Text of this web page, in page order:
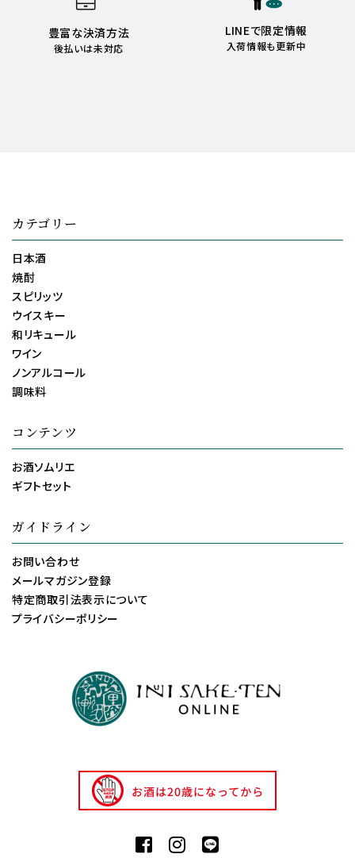
豊富な決済方法
後払いは未対応
LINEで限定情報
入荷情報も更新中
カテゴリー
日本酒
焼酎
スピリッツ
ウイスキー
和リキュール
ワイン
ノンアルコール
調味料
コンテンツ
お酒ソムリエ
ギフトセット
ガイドライン
お問い合わせ
メールマガジン登録
特定商取引法表示について
プライバシーポリシー